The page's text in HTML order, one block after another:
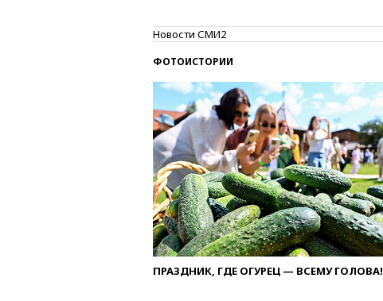
Новости СМИ2
ФОТОИСТОРИИ
ПРАЗДНИК, ГДЕ ОГУРЕЦ — ВСЕМУ ГОЛОВА!